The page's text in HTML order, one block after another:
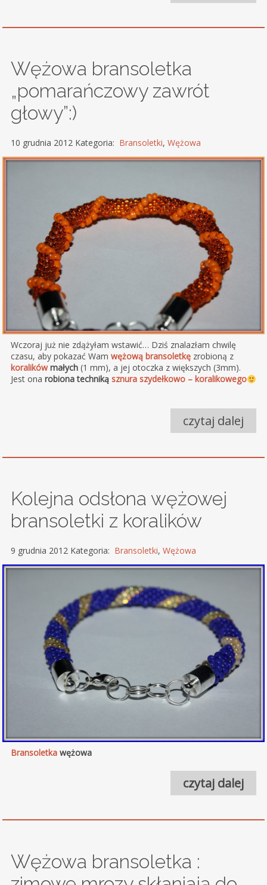
Wężowa bransoletka
„pomarańczowy zawrót
głowy”:)
10 grudnia 2012 Kategoria: Bransoletki, Wężowa
Wczoraj już nie zdążyłam wstawić… Dziś znalazłam chwilę
czasu, aby pokazać Wam wężową bransoletkęzrobioną z
koralikówmałych(1 mm), a jej otoczka z większych (3mm).
Jest ona robiona techniką sznura szydełkowo – koralikowego
czytaj dalej
Kolejna odsłona wężowej
bransoletki z koralików
9 grudnia 2012 Kategoria: Bransoletki, Wężowa
Bransoletkawężowa
czytaj dalej
Wężowa bransoletka :